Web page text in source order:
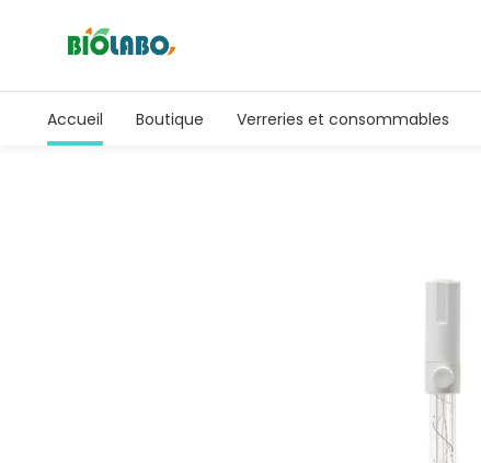
Accueil Boutique Verreries et consommables